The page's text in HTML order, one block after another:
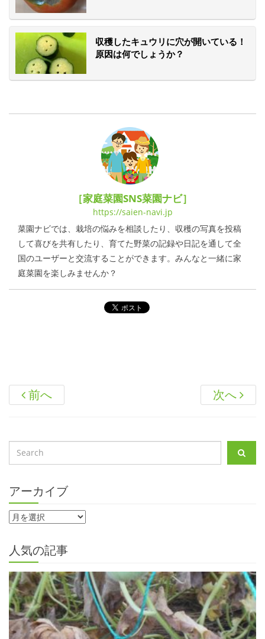
収穫したキュウリに穴が開いている！
原因は何でしょうか？
［家庭菜園SNS菜園ナビ］
https://saien-navi.jp
菜園ナビでは、栽培の悩みを相談したり、収穫の写真を投稿
して喜びを共有したり、育てた野菜の記録や日記を通して全
国のユーザーと交流することができます。みんなと一緒に家
庭菜園を楽しみませんか？
前へ 次へ
アーカイブ
人気の記事